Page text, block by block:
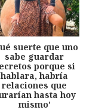
suerte que uno
sabe guardar
porque si
hablara, habría
relaciones que
hasta hoy
mismo'